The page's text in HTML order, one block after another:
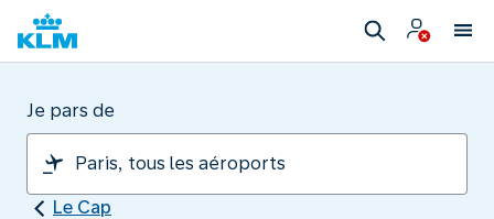
Je pars de
Le Cap